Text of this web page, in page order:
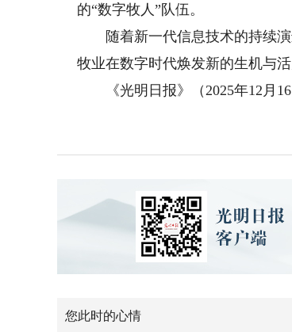
的“数字牧人”队伍。
随着新一代信息技术的持续演
牧业在数字时代焕发新的生机与
《光明日报》（2025年12月16
您此时的心情